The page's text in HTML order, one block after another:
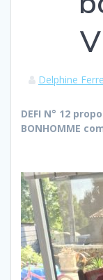
Delphine Ferre
DEFI N° 12
BONHOMME